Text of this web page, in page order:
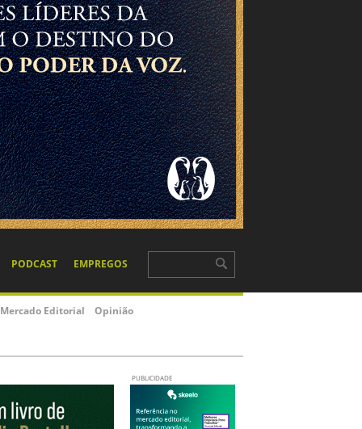
PODCAST EMPREGOS
Mercado Editorial Opinião
PUBLICIDADE